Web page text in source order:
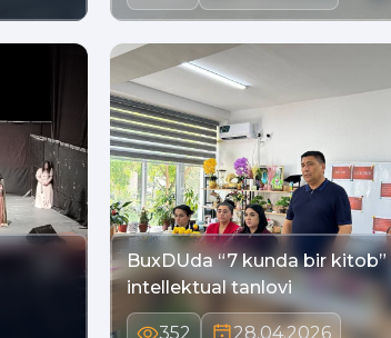
BuxDUda “7 kunda bir kitob”
intellektual tanlovi
352 28.04.2026